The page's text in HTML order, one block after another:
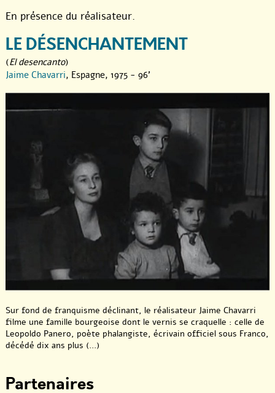
En présence du réalisateur.
LE DÉSENCHANTEMENT
(El desencanto)
Jaime Chavarri, Espagne, 1975 - 96'
Sur fond de franquisme déclinant, le réalisateur Jaime Chavarri
filme une famille bourgeoise dont le vernis se craquelle : celle de
Leopoldo Panero, poète phalangiste, écrivain officiel sous Franco,
décédé dix ans plus (...)
Partenaires